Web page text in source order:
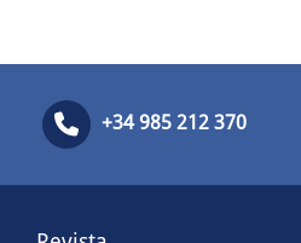
+34 985 212 370